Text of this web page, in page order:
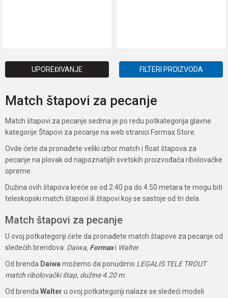
UPOREĐIVANJE FILTERI PROIZVODA
Match štapovi za pecanje
Match štapovi za pecanje sedma je po redu potkategorija glavne
kategorije Štapovi za pecanje na web stranici Formax Store.
Ovde ćete da pronađete veliki izbor match i float štapova za
pecanje na plovak od najpoznatijih svetskih proizvođača ribolovačke
opreme.
Dužina ovih štapova kreće se od 2.40 pa do 4.50 metara te mogu biti
teleskopski match štapovi ili štapovi koji se sastoje od tri dela.
Match štapovi za pecanje
U ovoj potkategoriji ćete da pronađete match štapove za pecanje od
sledećih brendova: Daiwa, Formaxi Walter.
Od brenda Daiwa možemo da ponudimo LEGALIS TELE TROUT
match ribolovački štap, dužine 4.20 m.
Od brenda Walter u ovoj potkategoriji nalaze se sledeći modeli